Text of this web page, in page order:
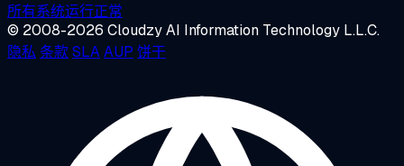
所有系统运行正常
© 2008-2026 Cloudzy AI Information Technology L.L.C.
隐私 条款SLAAUP 饼干